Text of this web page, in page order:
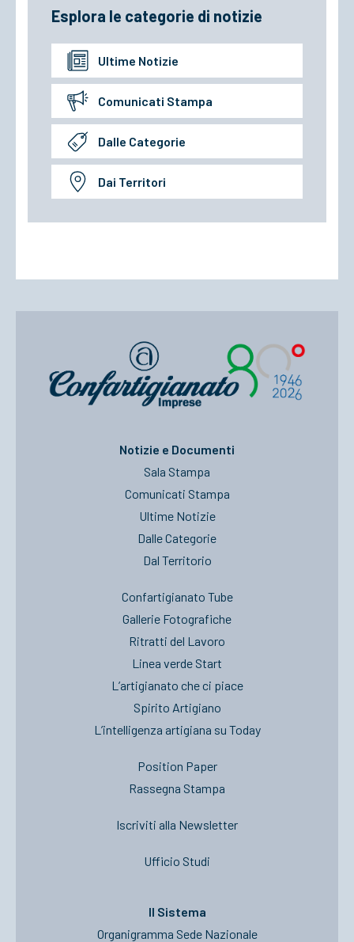
Esplora le categorie di notizie
Ultime Notizie
Comunicati Stampa
Dalle Categorie
Dai Territori
Notizie e Documenti
Sala Stampa
Comunicati Stampa
Ultime Notizie
Dalle Categorie
Dal Territorio
Confartigianato Tube
Gallerie Fotografiche
Ritratti del Lavoro
Linea verde Start
L’artigianato che ci piace
Spirito Artigiano
L’intelligenza artigiana su Today
Position Paper
Rassegna Stampa
Iscriviti alla Newsletter
Ufficio Studi
Il Sistema
Organigramma Sede Nazionale